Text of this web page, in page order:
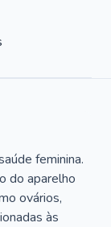
feminina.
do aparelho
ovários,
às